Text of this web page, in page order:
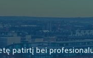
patirtį bei